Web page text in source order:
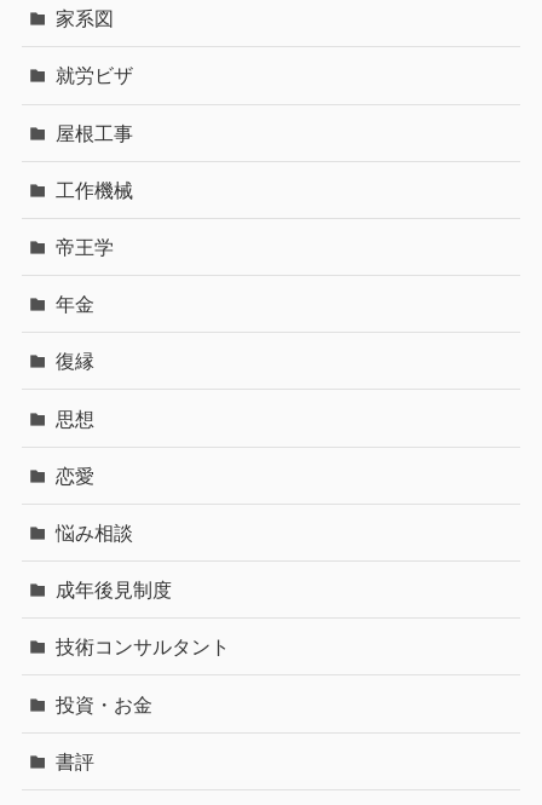
家系図
就労ビザ
屋根工事
工作機械
帝王学
年金
復縁
思想
恋愛
悩み相談
成年後見制度
技術コンサルタント
投資・お金
書評